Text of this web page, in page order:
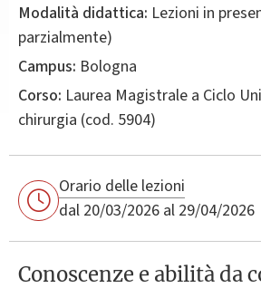
Modalità didattica: Lezioni in
parzialmente)
Campus: Bologna
Corso: Laurea Magistrale a Ciclo
chirurgia (cod. 5904)
Orario delle lezioni
dal 20/03/2026 al 29/04/2026
Conoscenze e abilità da